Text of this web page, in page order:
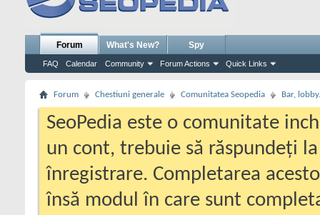
Forum
FAQ Calendar Community Forum Actions Quick Links
What's New? Spy
Forum Chestiuni generale Comunitatea Seopedia Bar,
SeoPedia este o comunitate
un cont, trebuie să răspundeți
înregistrare. Completarea
însă modul în care sunt